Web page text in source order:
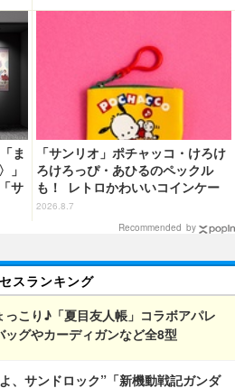
ストに「ヤバいをどんどん更新し
ま
」
サ
「サンリオ」ポチャッコ・けろけ
ろけろっぴ・あひるのペックル
も！ レトロかわいいコインケー
ス第2弾がカプセルトイに登場♪
2026.8.7
Recommended by
スランキング
っこり♪「夏目友人帳」コラボアパレ
ッグやカーディガンなど全8型
、サンドロック”「新機動戦記ガンダ